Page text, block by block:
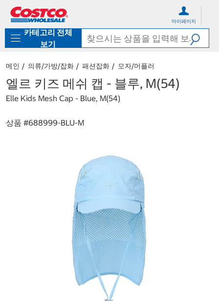
로
기
가
마이페이지
카테고리 전체
보기
메인 의류/가방/잡화 패션잡화 모자/머플러
엘르 키즈 메쉬 캡 - 블루, M(54)
Elle Kids Mesh Cap - Blue, M(54)
상품 #688999-BLU-M